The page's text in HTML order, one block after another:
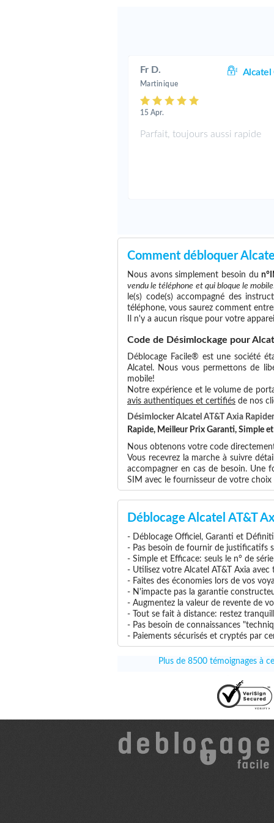
Fr D. Alcatel
Martinique
15 Apr.
Parfait, toujours aussi rapide
Comment débloquer
Nous avons simplement besoin du
vendu le téléphone et qui bloque le mobile
le(s) code(s) accompagné des
téléphone, vous saurez comment
Il n'y a aucun risque pour votre
Code de Désimlockage pour
Déblocage Facile® est une société
Alcatel. Nous vous permettons de
mobile!
Notre expérience et le volume de
avis authentiques et certifiés de nos
Désimlocker Alcatel AT&T Axia
Rapide, Meilleur Prix Garanti, Simple
Nous obtenons votre code
Vous recevrez la marche à suivre
accompagner en cas de besoin. Une
SIM avec le fournisseur de votre
Déblocage Alcatel AT&T
- Déblocage Officiel, Garanti et
- Pas besoin de fournir de justificatifs
- Simple et Efficace: seuls le n° de
- Utilisez votre Alcatel AT&T Axia
- Faites des économies lors de vos
- N'impacte pas la garantie
- Augmentez la valeur de revente de
- Tout se fait à distance: restez
- Pas besoin de connaissances
- Paiements sécurisés et cryptés par
Plus de 8500 témoignages à